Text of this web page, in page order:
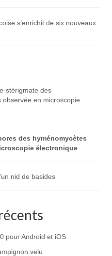
s’enrichit de six nouveaux
stérigmate des
observée en microscopie
des hyménomycètes
électronique
nid de basides
pour Android et iOS
velu